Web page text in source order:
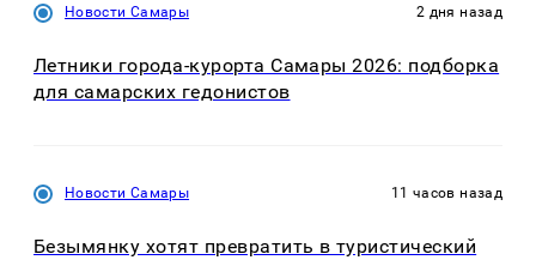
Новости Самары 2 дня назад
Летники города-курорта Самары 2026: подборка
для самарских гедонистов
Новости Самары 11 часов назад
Безымянку хотят превратить в туристический